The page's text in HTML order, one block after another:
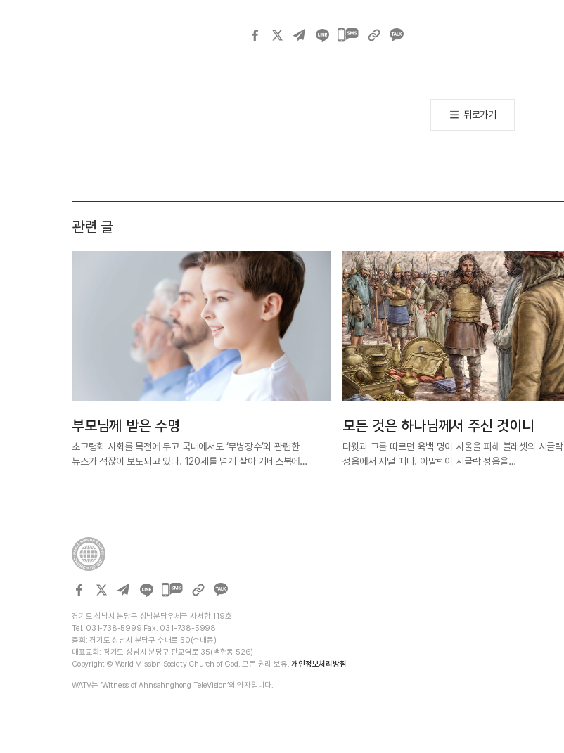
카카오톡
뒤로가기
관련 글
부모님께 받은 수명
초고령화 사회를 목전에 두고 국내에서도 ‘무병장수’와 관련한
뉴스가 적잖이 보도되고 있다. 120세를 넘게 살아 기네스북에…
모든 것은 하나님께서 주신 것이니
다윗과 그를 따르던 육백 명이 사울을 피해 블레셋의 시글락
성읍에서 지낼 때다. 아말렉이 시글락 성읍을…
카카오톡
경기도 성남시 분당구 성남분당우체국 사서함 119호
Tel. 031-738-5999 Fax. 031-738-5998
총회: 경기도 성남시 분당구 수내로 50(수내동)
대표교회: 경기도 성남시 분당구 판교역로 35(백현동 526)
Copyright © World Mission Society Church of God. 모든 권리 보유.개인정보처리방침
WATV는 ‘Witness of Ahnsahnghong TeleVision’의 약자입니다.